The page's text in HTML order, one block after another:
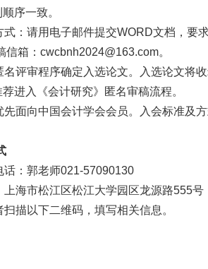
序一致。
式：请用电子邮件提交WORD文档，要
信箱： cwcbnh2024@163.com。
名评审程序确定入选论文。入选论文将
进入《会计研究》匿名审稿流程。
先面向中国会计学会会员。入会标准及
话：郭老师021-57090130
上海市松江区松江大学园区龙源路555号
描以下二维码，填写相关信息。